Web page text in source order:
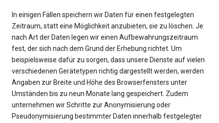
In einigen Fällen speichern wir Daten für einen festgelegten
Zeitraum, statt eine Möglichkeit anzubieten, sie zu löschen. Je
nach Art der Daten legen wir einen Aufbewahrungszeitraum
fest, der sich nach dem Grund der Erhebung richtet. Um
beispielsweise dafür zu sorgen, dass unsere Dienste auf vielen
verschiedenen Gerätetypen richtig dargestellt werden, werden
Angaben zur Breite und Höhe des Browserfensters unter
Umständen bis zu neun Monate lang gespeichert. Zudem
unternehmen wir Schritte zur Anonymisierung oder
Pseudonymisierung bestimmter Daten innerhalb festgelegter